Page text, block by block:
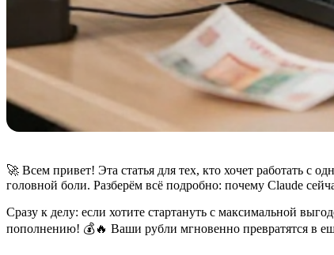
🚀 Всем привет! Эта статья для тех, кто хочет работать
головной боли. Разберём всё подробно: почему Claude
Сразу к делу: если хотите стартануть с максимальной
пополнению! 💰🔥 Ваши рубли мгновенно превратятся в